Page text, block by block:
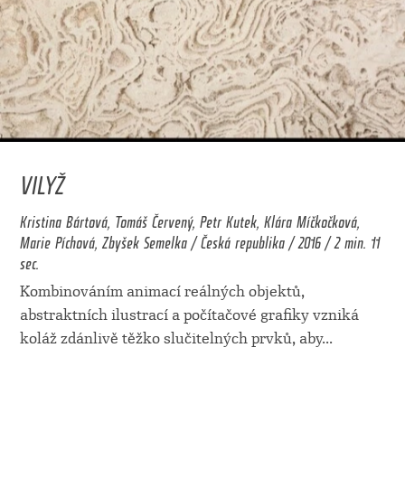
VILYŽ
Kristina Bártová, Tomáš Červený, Petr Kutek, Klára Míčkočková,
Marie Píchová, Zbyšek Semelka / Česká republika / 2016 / 2 min. 11
sec.
Kombinováním animací reálných objektů,
abstraktních ilustrací a počítačové grafiky vzniká
koláž zdánlivě těžko slučitelných prvků, aby...